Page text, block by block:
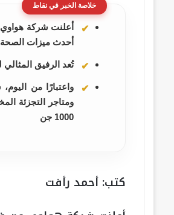
خلاصة الخبر في نقاط
أحدث ميزات الصحة
تُعد الرفيق
1000 جن
كتب: أحمد رأفت